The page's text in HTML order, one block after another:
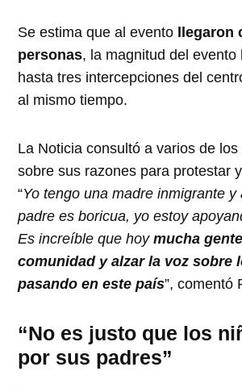
Se estima que al evento
llegaron
personas, la magnitud del evento
hasta tres intercepciones del
al mismo tiempo.
La Noticia consultó a varios de
sobre sus razones para protestar
“Yo tengo una madre inmigrante y
padre es boricua, yo estoy
Es increíble que hoymucha
comunidad y alzar la voz sobre
pasando en este país”, comentó
“No es justo que los
por sus padres”